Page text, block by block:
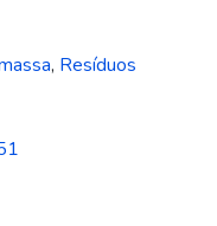
, Resíduos